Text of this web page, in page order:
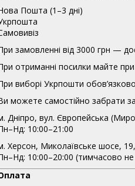
Пошта (1–3 дні)
замовленні від 3000 грн —
отриманні посилки майте
виборі Укрпошти
можете самостійно забрати
Дніпро, вул. Європейська
10:00–21:00
Херсон, Миколаївське шосе,
10:00–20:00 (тимчасово